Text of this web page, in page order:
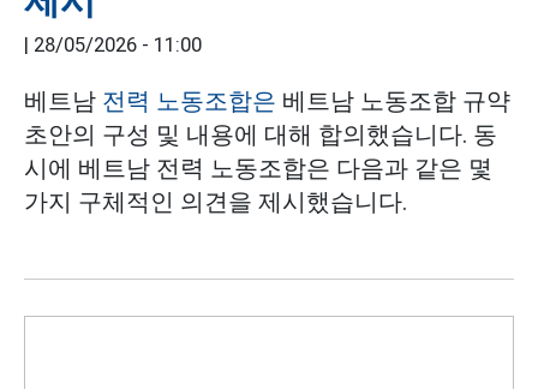
28/05/2026 - 11:00
베트남 전력 노동조합은 베트남 노동조합 규약
초안의 구성 및 내용에 대해 합의했습니다. 동
시에 베트남 전력 노동조합은 다음과 같은 몇
가지 구체적인 의견을 제시했습니다.